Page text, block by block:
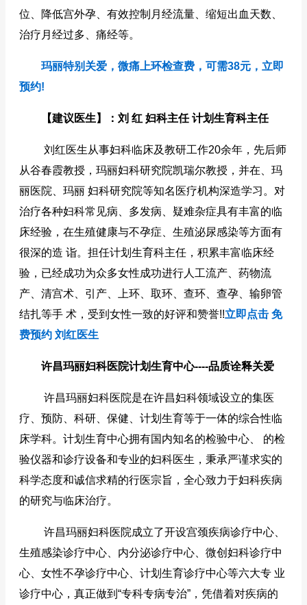
位、降低宫外孕、有效控制月经流量、缩短出血天数、
治疗月经过多、痛经等。
玛丽特别关爱，微痛上环检查费，可需38元，立即
预约!
【建议医生】：刘 红 妇科主任 计划生育科主任
刘红医生从事妇科临床及教研工作20余年，先后师
从谷春霞教授，玛丽妇科研究院凯瑞尔教授，并在、玛
丽医院、玛丽 妇科研究院等知名医疗机构深造学习。对
治疗各种妇科常见病、多发病、疑难杂症具有丰富的临
床经验，在生殖健康与不孕症、生殖泌尿感染等方面有
很深的造 诣。担任计划生育科主任，积累丰富临床经
验，已经成功为众多女性成功进行人工流产、药物流
产、清宫术、引产、上环、取环、查环、查孕、输卵管
结扎等手 术，受到女性一致的好评和赞誉!!立即点击 免
费预约 刘红医生
许昌玛丽妇科医院计划生育中心----品质诠释关爱
许昌玛丽妇科医院是在许昌妇科领域设立的集医
疗、预防、科研、保健、计划生育等于一体的综合性临
床学科。计划生育中心拥有国内知名的检验中心、 的检
验仪器和诊疗设备和专业的妇科医生，秉承严谨求实的
科学态度和诚信求精的行医宗旨，全心致力于妇科疾病
的研究与临床治疗。
许昌玛丽妇科医院成立了开设宫颈疾病诊疗中心、
生殖感染诊疗中心、内分泌诊疗中心、微创妇科诊疗中
心、女性不孕诊疗中心、计划生育诊疗中心等六大专 业
诊疗中心，真正做到“专科专病专治”，凭借着对疾病的